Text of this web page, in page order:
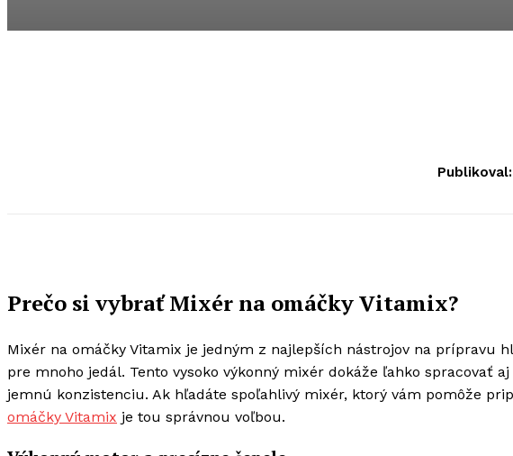
Publikoval:
Prečo si vybrať Mixér na omáčky Vitamix?
Mixér na omáčky Vitamix je jedným z najlepších nástrojov na prípravu
pre mnoho jedál. Tento vysoko výkonný mixér dokáže ľahko spracovať
jemnú konzistenciu. Ak hľadáte spoľahlivý mixér, ktorý vám pomôže
omáčky Vitamix je tou správnou voľbou.